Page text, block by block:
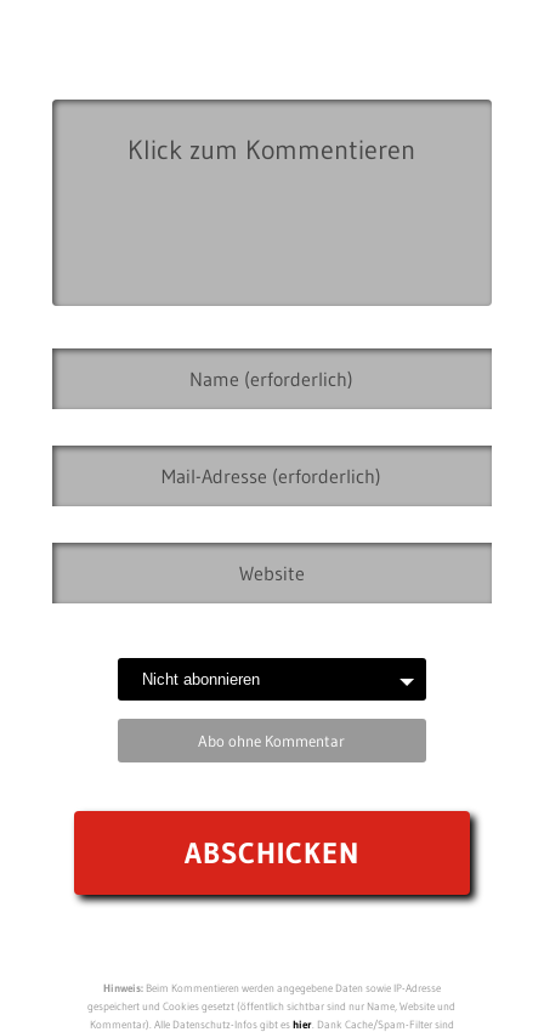
Abo ohne Kommentar
Hinweis:Beim Kommentieren werden angegebene Daten sowie IP-Adresse
gespeichert und Cookies gesetzt (öffentlich sichtbar sind nur Name, Website und
Kommentar). Alle Datenschutz-Infos gibt eshier. Dank Cache/Spam-Filter sind